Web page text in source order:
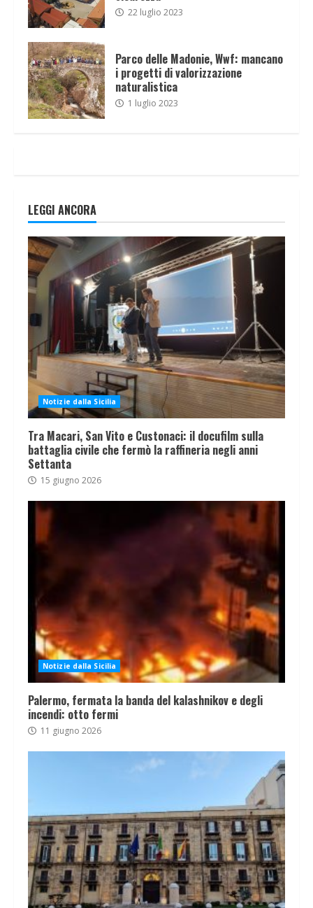
22 luglio 2023
Parco delle Madonie, Wwf: mancano
i progetti di valorizzazione
naturalistica
1 luglio 2023
LEGGI ANCORA
Notizie dalla Sicilia
Tra Macari, San Vito e Custonaci: il docufilm sulla
battaglia civile che fermò la raffineria negli anni
Settanta
15 giugno 2026
Notizie dalla Sicilia
Palermo, fermata la banda del kalashnikov e degli
incendi: otto fermi
11 giugno 2026